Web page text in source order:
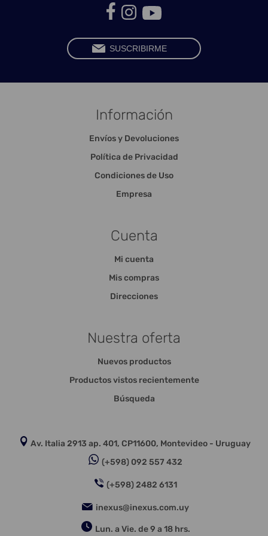
Información
Envíos y Devoluciones
Política de Privacidad
Condiciones de Uso
Empresa
Cuenta
Mi cuenta
Mis compras
Direcciones
Nuestra oferta
Nuevos productos
Productos vistos recientemente
Búsqueda
Av. Italia 2913 ap. 401, CP11600, Montevideo - Uruguay
(+598) 092 557 432
(+598) 2482 6131
inexus@inexus.com.uy
Lun. a Vie. de 9 a 18 hrs.